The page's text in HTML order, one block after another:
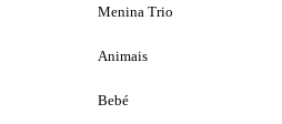
Menina Trio
Animais
Bebé